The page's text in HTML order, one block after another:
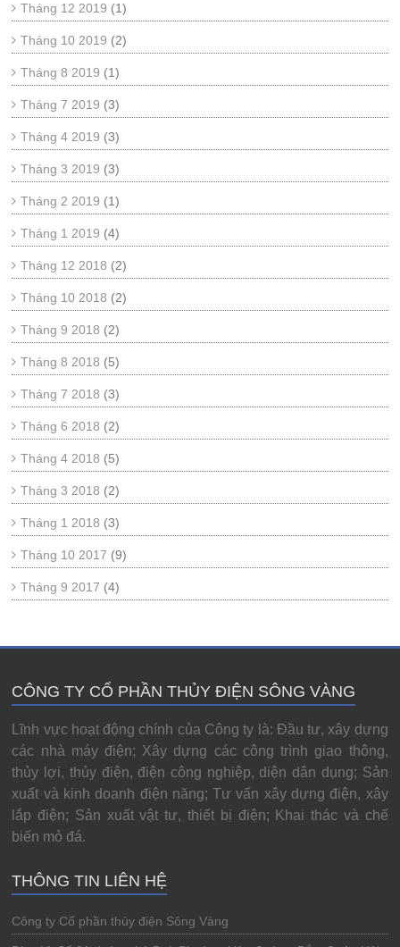
Tháng 12 2019 (1)
Tháng 10 2019 (2)
Tháng 8 2019 (1)
Tháng 7 2019 (3)
Tháng 4 2019 (3)
Tháng 3 2019 (3)
Tháng 2 2019 (1)
Tháng 1 2019 (4)
Tháng 12 2018 (2)
Tháng 10 2018 (2)
Tháng 9 2018 (2)
Tháng 8 2018 (5)
Tháng 7 2018 (3)
Tháng 6 2018 (2)
Tháng 4 2018 (5)
Tháng 3 2018 (2)
Tháng 1 2018 (3)
Tháng 10 2017 (9)
Tháng 9 2017 (4)
CÔNG TY CỔ PHẦN THỦY ĐIỆN SÔNG VÀNG
Lĩnh vực hoạt động chính của Công ty là: Đầu tư, xây dựng
các nhà máy điện; Xây dựng các công trình giao thông,
thủy lợi, thủy điện, điện công nghiệp, diện dân dụng; Sản
xuất và kinh doanh điện năng; Tư vấn xây dựng điện, xây
lắp điện; Sản xuất vật tư, thiết bị điện; Khai thác và chế
biến mỏ đá.
THÔNG TIN LIÊN HỆ
Công ty Cổ phần thủy điện Sông Vàng